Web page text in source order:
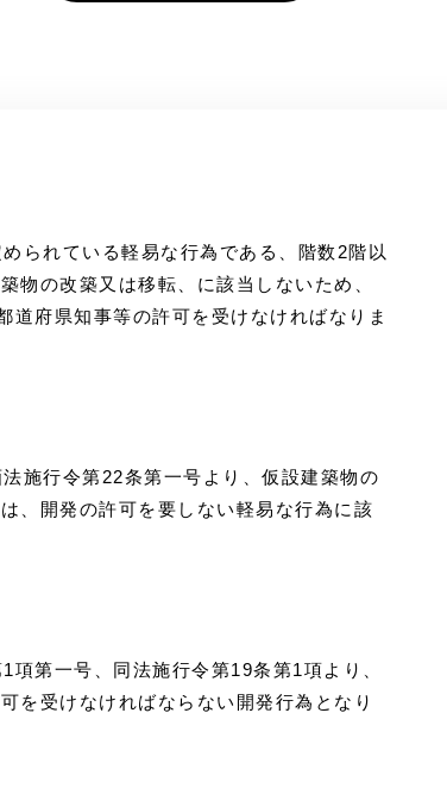
られている軽易な行為である、階数2階以
物の改築又は移転、に該当しないため、
道府県知事等の許可を受けなければなりま
施行令第22条第一号より、仮設建築物の
、開発の許可を要しない軽易な行為に該
第一号、同法施行令第19条第1項より、
を受けなければならない開発行為となり